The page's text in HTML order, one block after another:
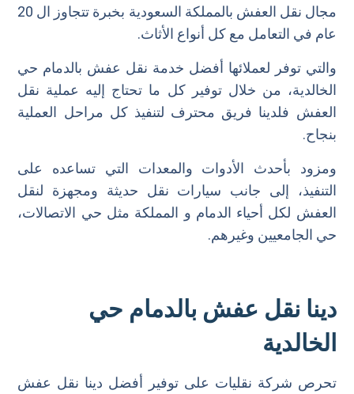
مجال نقل العفش بالمملكة السعودية بخبرة تتجاوز ال 20
عام في التعامل مع كل أنواع الأثاث.
والتي توفر لعملائها أفضل خدمة نقل عفش بالدمام حي
الخالدية، من خلال توفير كل ما تحتاج إليه عملية نقل
العفش فلدينا فريق محترف لتنفيذ كل مراحل العملية
بنجاح.
ومزود بأحدث الأدوات والمعدات التي تساعده على
التنفيذ، إلى جانب سيارات نقل حديثة ومجهزة لنقل
العفش لكل أحياء الدمام و المملكة مثل حي الاتصالات،
حي الجامعيين وغيرهم.
دينا نقل عفش بالدمام حي
الخالدية
تحرص شركة نقليات على توفير أفضل دينا نقل عفش